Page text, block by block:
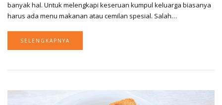
banyak hal. Untuk melengkapi keseruan kumpul keluarga biasanya
harus ada menu makanan atau cemilan spesial. Salah…
SELENGKAPNYA